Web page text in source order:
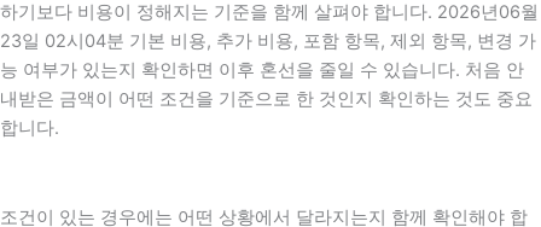
하기보다 비용이 정해지는 기준을 함께 살펴야 합니다. 2026년06월
23일 02시04분 기본 비용, 추가 비용, 포함 항목, 제외 항목, 변경 가
능 여부가 있는지 확인하면 이후 혼선을 줄일 수 있습니다. 처음 안
내받은 금액이 어떤 조건을 기준으로 한 것인지 확인하는 것도 중요
합니다.
조건이 있는 경우에는 어떤 상황에서 달라지는지 함께 확인해야 합